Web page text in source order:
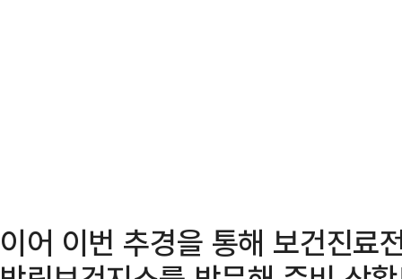
이어 이번 추경을 통해 보건진료